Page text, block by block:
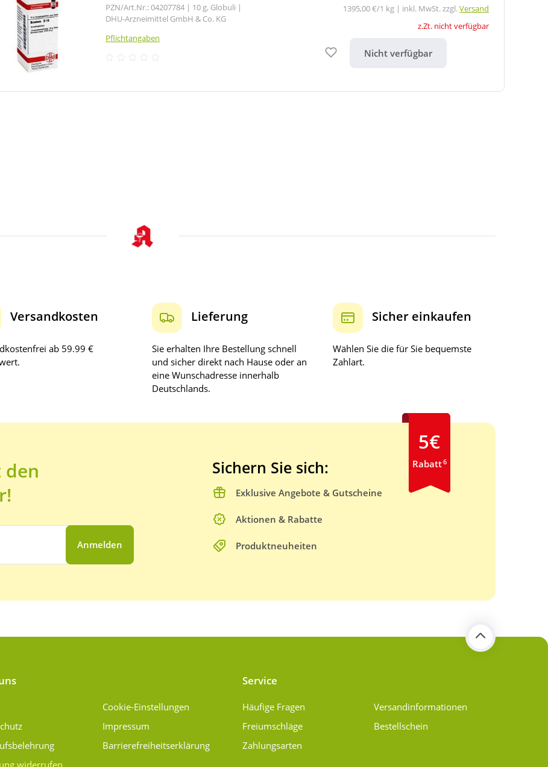
PZN/Art.Nr.: 04207784 | 10 g, Globuli |
DHU-Arzneimittel GmbH & Co. KG
Pflichtangaben
1395,00 €/1 kg | inkl. MwSt. zzgl.Versand
z.Zt. nicht verfügbar
Auf den Merkzettel
Nicht verfügbar
Versandkosten
ab 59.99 €
Lieferung
Sie erhalten Ihre Bestellung schnell
und sicher direkt nach Hause oder an
eine Wunschadresse innerhalb
Deutschlands.
Sicher einkaufen
Wählen Sie die für Sie bequemste
Zahlart.
den
Anmelden
Sichern Sie sich:
Exklusive Angebote & Gutscheine
Aktionen & Rabatte
Produktneuheiten
5€
Rabatt6
widerrufen
Cookie-Einstellungen
Impressum
Barrierefreiheitserklärung
Service
Häufige Fragen
Freiumschläge
Zahlungsarten
Versand­informationen
Bestellschein